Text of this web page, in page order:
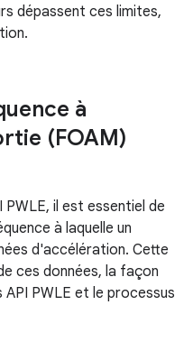
dépassent ces limites,
à
(FOAM)
PWLE, il est essentiel de
à laquelle un
d'accélération. Cette
ces données, la façon
PWLE et le processus